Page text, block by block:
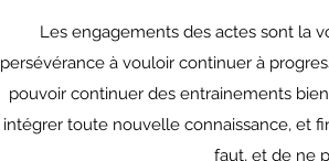
Les engagements des actes sont la
persévérance à vouloir continuer à
pouvoir continuer des entrainements
intégrer toute nouvelle connaissance, et
faut, et de ne